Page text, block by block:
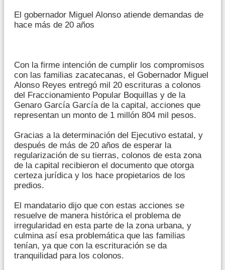
El gobernador Miguel Alonso atiende demandas de
hace más de 20 años
Con la firme intención de cumplir los compromisos
con las familias zacatecanas, el Gobernador Miguel
Alonso Reyes entregó mil 20 escrituras a colonos
del Fraccionamiento Popular Boquillas y de la
Genaro García García de la capital, acciones que
representan un monto de 1 millón 804 mil pesos.
Gracias a la determinación del Ejecutivo estatal, y
después de más de 20 años de esperar la
regularización de su tierras, colonos de esta zona
de la capital recibieron el documento que otorga
certeza jurídica y los hace propietarios de los
predios.
El mandatario dijo que con estas acciones se
resuelve de manera histórica el problema de
irregularidad en esta parte de la zona urbana, y
culmina así esa problemática que las familias
tenían, ya que con la escrituración se da
tranquilidad para los colonos.